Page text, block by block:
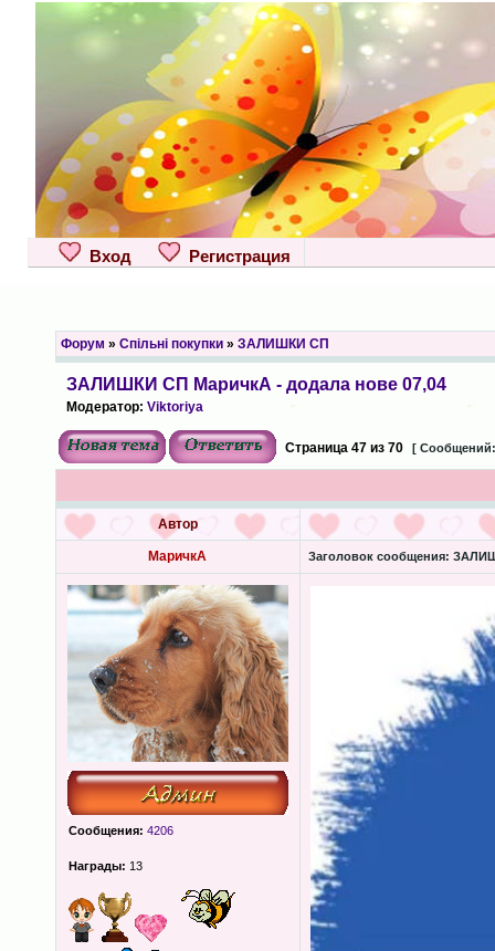
Вход Регистрация
Форум » Спільні покупки» ЗАЛИШКИ СП
ЗАЛИШКИ СП МаричкА - додала нове 07,04
Модератор: Viktoriya
Страница 47из 70 [
Автор
МаричкА Заголовок сообщения:
Сообщения: 4206
Награды: 13